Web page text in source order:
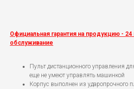
Официальная гарантия на продукцию -
обслуживание
Пульт дистанционного управления
еще не умеют управлять машинкой
Корпус выполнен из ударопрочного